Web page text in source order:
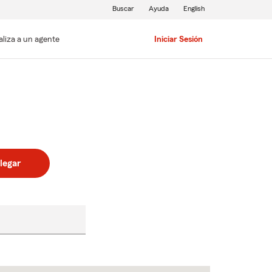
a un agente Iniciar Sesión
Buscar Ayuda English